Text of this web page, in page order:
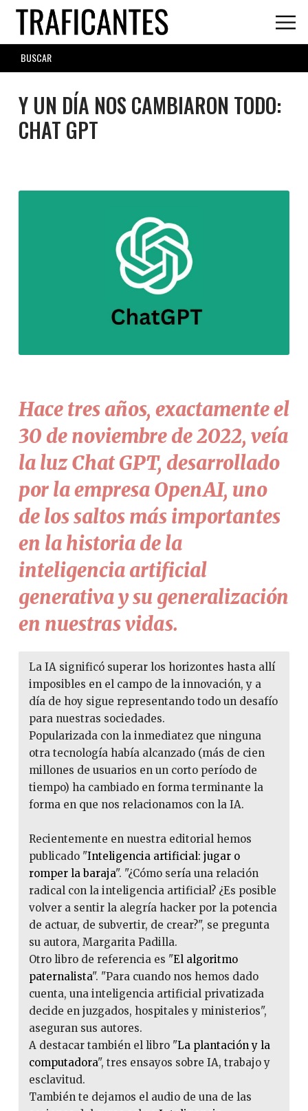
Skip
main
content
SEARCH
FORM
Y UN DÍA NOS CAMBIARON TODO:
CHAT GPT
CHATGPT.JPG
Hace tres años, exactamente el
30 de noviembre de 2022, veía
la luz Chat GPT, desarrollado
por la empresa OpenAI, uno
de los saltos más importantes
en la historia de la
inteligencia artificial
generativa y su generalización
en nuestras vidas.
La IA significó superar los horizontes hasta allí
imposibles en el campo de la innovación, y a
día de hoy sigue representando todo un desafío
para nuestras sociedades.
Popularizada con la inmediatez que ninguna
otra tecnología había alcanzado (más de cien
millones de usuarios en un corto período de
tiempo) ha cambiado en forma terminante la
forma en que nos relacionamos con la IA.
Recientemente en nuestra editorial hemos
publicado "Inteligencia artificial: jugar o
romper la baraja". "¿Cómo sería una relación
radical con la inteligencia artificial? ¿Es posible
volver a sentir la alegría hacker por la potencia
de actuar, de subvertir, de crear?", se pregunta
su autora, Margarita Padilla.
Otro libro de referencia es "El algoritmo
paternalista". "Para cuando nos hemos dado
cuenta, una inteligencia artificial privatizada
decide en juzgados, hospitales y ministerios",
aseguran sus autores.
A destacar también el libro "La plantación y la
computadora", tres ensayos sobre IA, trabajo y
esclavitud.
También te dejamos el audio de una de las